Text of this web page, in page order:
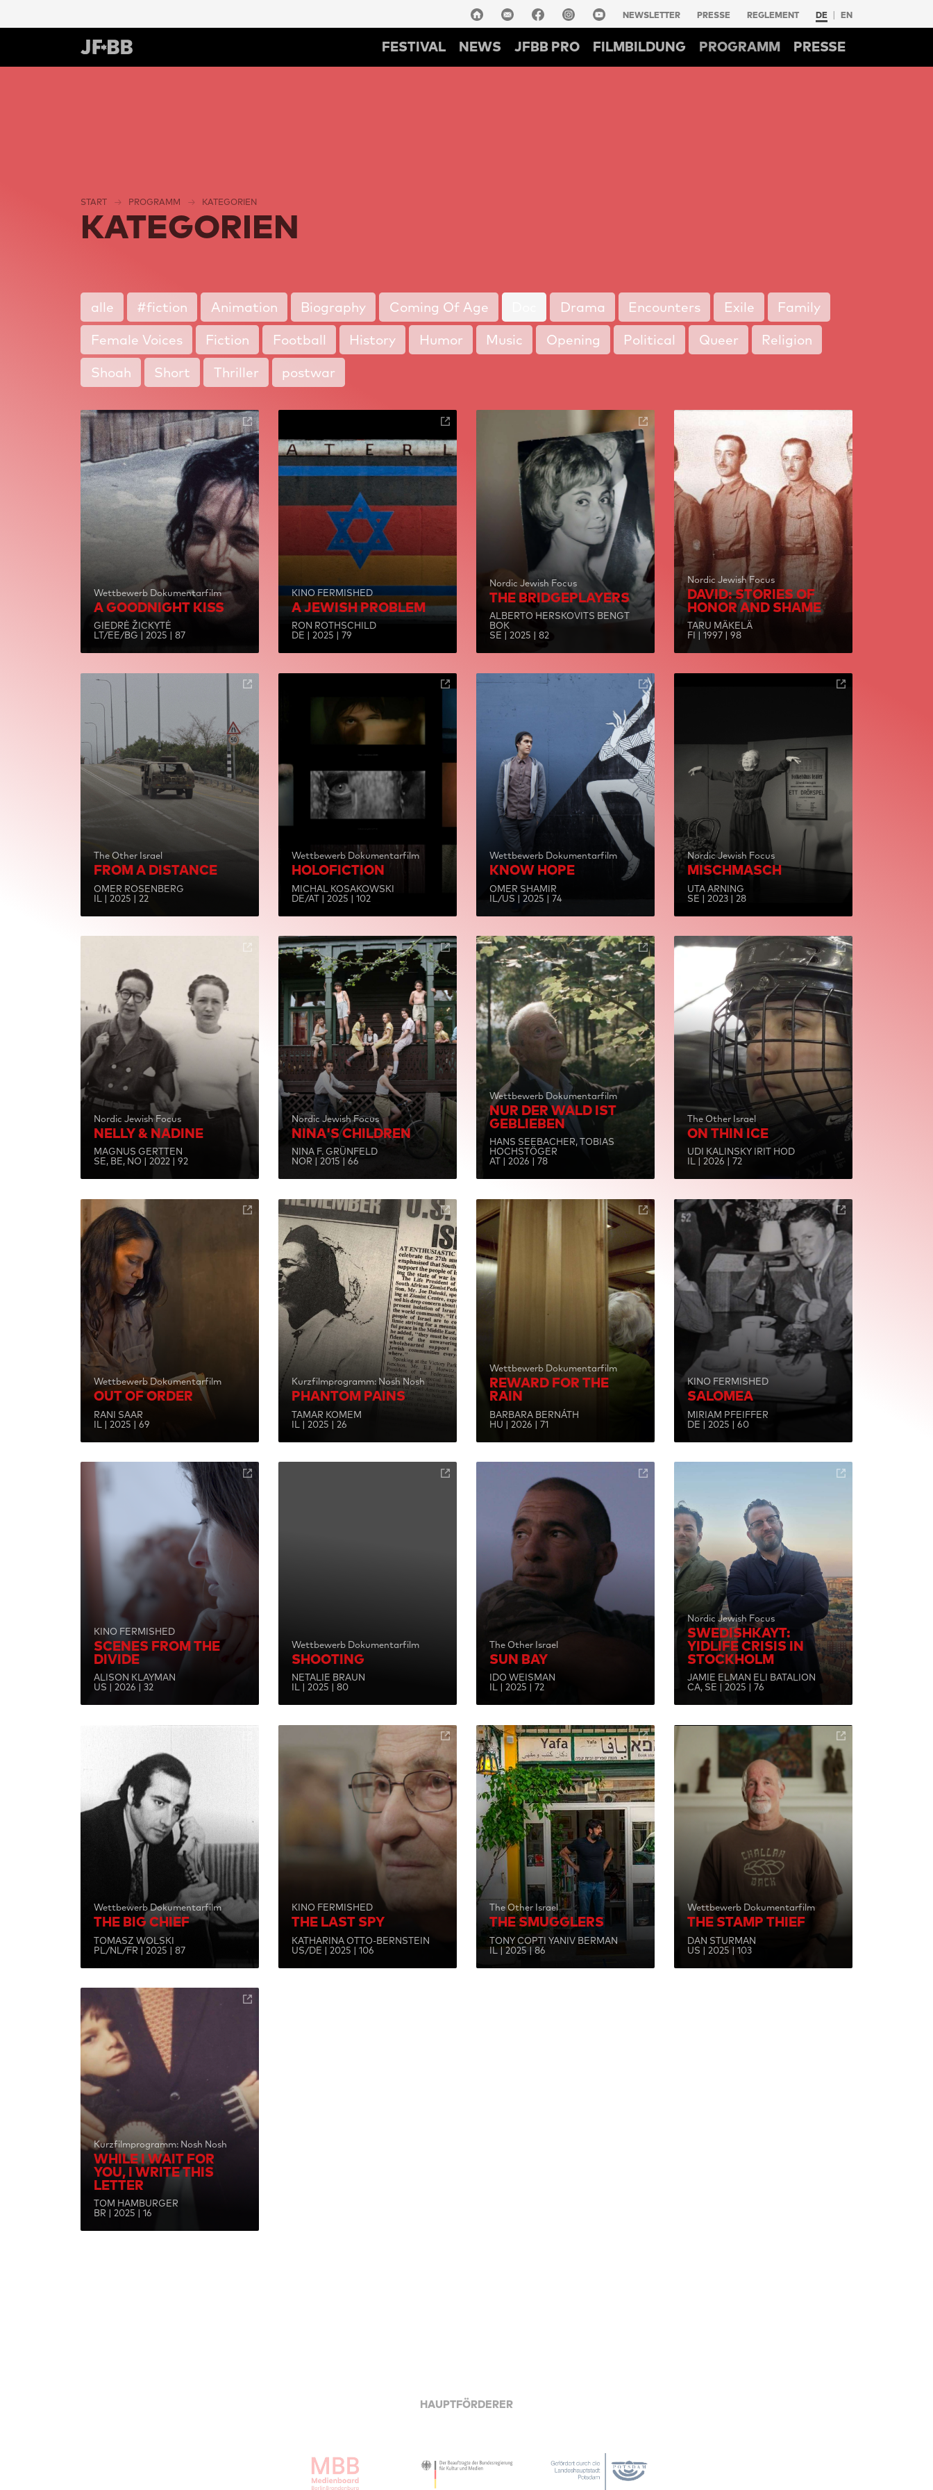
NEWSLETTER PRESSE REGLEMENT DE EN
FESTIVAL NEWS JFBB PRO FILMBILDUNG PROGRAMM PRESSE
START PROGRAMM KATEGORIEN
KATEGORIEN
alle #fiction Animation Biography Coming Of Age Drama Encounters Exile
Family
Female Voices
Fiction Football History Humor Music Opening Political Queer
Religion
Shoah
Short Thriller postwar
Wettbewerb Dokumentarfilm
A GOODNIGHT KISS
GIEDRĖ ŽICKYTĖ
LT/EE/BG | 2025 | 87
KINO FERMISHED
A JEWISH PROBLEM
RON ROTHSCHILD
DE | 2025 | 79
Nordic Jewish Focus
THE BRIDGEPLAYERS
ALBERTO HERSKOVITS BENGT
BOK
SE | 2025 | 82
Nordic Jewish Focus
DAVID: STORIES OF
HONOR AND SHAME
TARU MÄKELÄ
FI | 1997 | 98
The Other Israel
FROM A DISTANCE
OMER ROSENBERG
IL | 2025 | 22
Wettbewerb Dokumentarfilm
HOLOFICTION
MICHAL KOSAKOWSKI
DE/AT | 2025 | 102
Wettbewerb Dokumentarfilm
KNOW HOPE
OMER SHAMIR
IL/US | 2025 | 74
Nordic Jewish Focus
MISCHMASCH
UTA ARNING
SE | 2023 | 28
Nordic Jewish Focus
NELLY & NADINE
MAGNUS GERTTEN
SE, BE, NO | 2022 | 92
Nordic Jewish Focus
NINA'S CHILDREN
NINA F. GRÜNFELD
NOR | 2015 | 66
Wettbewerb Dokumentarfilm
NUR DER WALD IST
GEBLIEBEN
HANS SEEBACHER, TOBIAS
HOCHSTÖGER
AT | 2026 | 78
The Other Israel
ON THIN ICE
UDI KALINSKY IRIT HOD
IL | 2026 | 72
Wettbewerb Dokumentarfilm
OUT OF ORDER
RANI SAAR
IL | 2025 | 69
Kurzfilmprogramm: Nosh Nosh
PHANTOM PAINS
TAMAR KOMEM
IL | 2025 | 26
Wettbewerb Dokumentarfilm
REWARD FOR THE
RAIN
BARBARA BERNÁTH
HU | 2026 | 71
KINO FERMISHED
SALOMEA
MIRIAM PFEIFFER
DE | 2025 | 60
KINO FERMISHED
SCENES FROM THE
DIVIDE
ALISON KLAYMAN
US | 2026 | 32
Wettbewerb Dokumentarfilm
SHOOTING
NETALIE BRAUN
IL | 2025 | 80
The Other Israel
SUN BAY
IDO WEISMAN
IL | 2025 | 72
Nordic Jewish Focus
SWEDISHKAYT:
YIDLIFE CRISIS IN
STOCKHOLM
JAMIE ELMAN ELI BATALION
CA, SE | 2025 | 76
Wettbewerb Dokumentarfilm
THE BIG CHIEF
TOMASZ WOLSKI
PL/NL/FR | 2025 | 87
KINO FERMISHED
THE LAST SPY
KATHARINA OTTO-BERNSTEIN
US/DE | 2025 | 106
The Other Israel
THE SMUGGLERS
TONY COPTI YANIV BERMAN
IL | 2025 | 86
Wettbewerb Dokumentarfilm
THE STAMP THIEF
DAN STURMAN
US | 2025 | 103
Kurzfilmprogramm: Nosh Nosh
WHILE I WAIT FOR
YOU, I WRITE THIS
LETTER
TOM HAMBURGER
BR | 2025 | 16
HAUPTFÖRDERER